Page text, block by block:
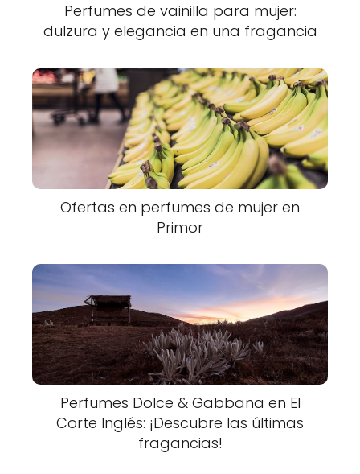
Perfumes de vainilla para mujer:
dulzura y elegancia en una fragancia
Ofertas en perfumes de mujer en
Primor
Perfumes Dolce & Gabbana en El
Corte Inglés: ¡Descubre las últimas
fragancias!